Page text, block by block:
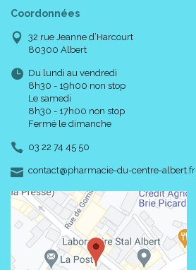
Coordonnées
32 rue Jeanne d’Harcourt
80300 Albert
Du lundi au vendredi
8h30 - 19h00 non stop
Le samedi
8h30 - 17h00 non stop
Fermé le dimanche
03 22 74 45 50
contact-
@-
pharmacie-du-centre-albert.fr